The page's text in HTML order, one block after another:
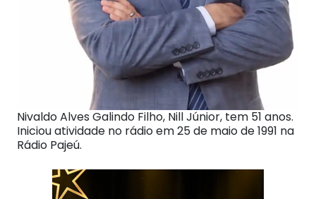
Nivaldo Alves Galindo Filho, Nill Júnior, tem 51 anos.
Iniciou atividade no rádio em 25 de maio de 1991 na
Rádio Pajeú.